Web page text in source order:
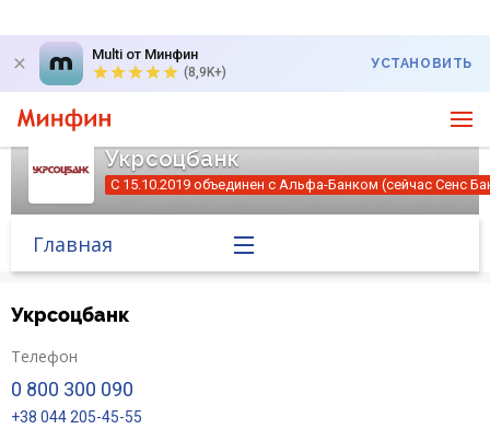
Multi от Минфин
(8,9K+)
УСТАНОВИТЬ
Укрсоцбанк
С 15.10.2019 объединен с Альфа-Банком (сейчас Сенс
Главная
Курс валют в банке
Вопросы банку
Укрсоцбанк
Телефон
0 800 300 090
+38 044 205-45-55